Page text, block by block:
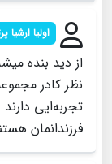
اولیا ارشیا
از دید بنده
نظر کادر
تجربه‌ایی
فرزندانمان